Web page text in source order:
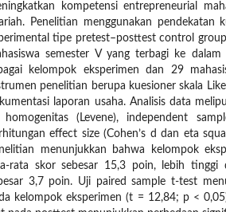
kompetensi entrepreneurial
Penelitian menggunakan pendekatan
tipe pretest–posttest control
semester V yang terbagi ke
kelompok eksperimen dan 29
penelitian berupa kuesioner skala
laporan usaha. Analisis data
homogenitas (Levene), independent
effect size (Cohen’s d dan eta
menunjukkan bahwa kelompok
rata skor sebesar 15,3 poin, lebih tinggi
3,7 poin. Uji paired sample t-test
kelompok eksperimen (t = 12,84; p <